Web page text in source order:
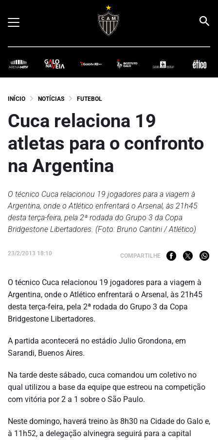
INÍCIO NOTÍCIAS FUTEBOL
Cuca relaciona 19
atletas para o confronto
na Argentina
O técnico Cuca relacionou 19 jogadores para a viagem à
Argentina, onde o Atlético enfrentará o Arsenal, às 21h45
desta terça-feira, pela 2ª rodada do Grupo 3 da Copa
Bridgestone Libertadores. (Foto: Bruno Cantini / Atlético)
23/2/2013 18:10 COMPARTILHE
O técnico Cuca relacionou 19 jogadores para a viagem à
Argentina, onde o Atlético enfrentará o Arsenal, às 21h45
desta terça-feira, pela 2ª rodada do Grupo 3 da Copa
Bridgestone Libertadores.
A partida acontecerá no estádio Julio Grondona, em
Sarandi, Buenos Aires.
Na tarde deste sábado, cuca comandou um coletivo no
qual utilizou a base da equipe que estreou na competição
com vitória por 2 a 1 sobre o São Paulo.
Neste domingo, haverá treino às 8h30 na Cidade do Galo e,
à 11h52, a delegação alvinegra seguirá para a capital